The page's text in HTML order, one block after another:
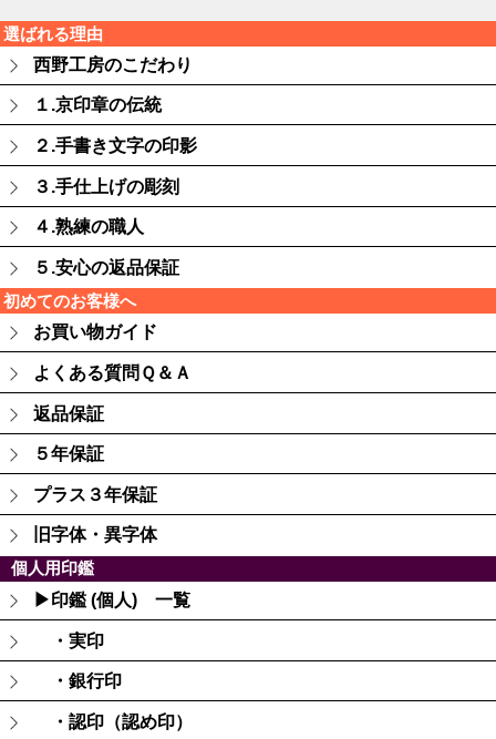
選ばれる理由
西野工房のこだわり
１.京印章の伝統
２.手書き文字の印影
３.手仕上げの彫刻
４.熟練の職人
５.安心の返品保証
初めてのお客様へ
お買い物ガイド
よくある質問Ｑ＆Ａ
返品保証
５年保証
プラス３年保証
旧字体・異字体
個人用印鑑
▶印鑑 (個人) 一覧
・実印
・銀行印
・認印（認め印）